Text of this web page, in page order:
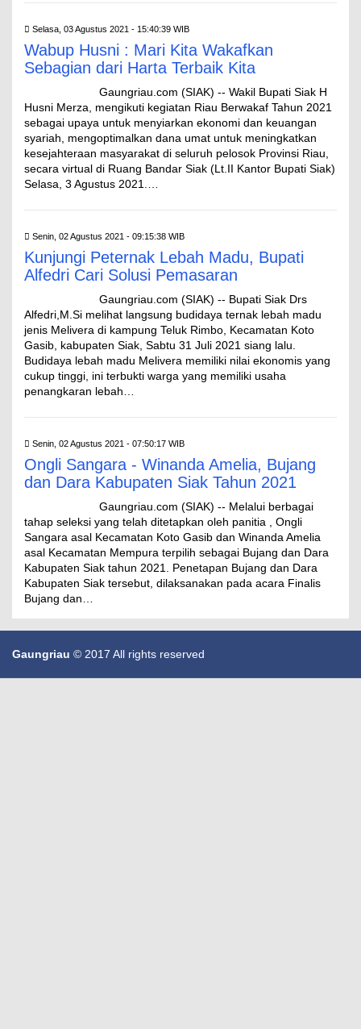
Selasa, 03 Agustus 2021 - 15:40:39 WIB
Wabup Husni : Mari Kita Wakafkan
Sebagian dari Harta Terbaik Kita
Gaungriau.com (SIAK) -- Wakil Bupati Siak H
Husni Merza, mengikuti kegiatan Riau Berwakaf Tahun 2021
sebagai upaya untuk menyiarkan ekonomi dan keuangan
syariah, mengoptimalkan dana umat untuk meningkatkan
kesejahteraan masyarakat di seluruh pelosok Provinsi Riau,
secara virtual di Ruang Bandar Siak (Lt.II Kantor Bupati Siak)
Selasa, 3 Agustus 2021.…
Senin, 02 Agustus 2021 - 09:15:38 WIB
Kunjungi Peternak Lebah Madu, Bupati
Alfedri Cari Solusi Pemasaran
Gaungriau.com (SIAK) -- Bupati Siak Drs
Alfedri,M.Si melihat langsung budidaya ternak lebah madu
jenis Melivera di kampung Teluk Rimbo, Kecamatan Koto
Gasib, kabupaten Siak, Sabtu 31 Juli 2021 siang lalu.
Budidaya lebah madu Melivera memiliki nilai ekonomis yang
cukup tinggi, ini terbukti warga yang memiliki usaha
penangkaran lebah…
Senin, 02 Agustus 2021 - 07:50:17 WIB
Ongli Sangara - Winanda Amelia, Bujang
dan Dara Kabupaten Siak Tahun 2021
Gaungriau.com (SIAK) -- Melalui berbagai
tahap seleksi yang telah ditetapkan oleh panitia , Ongli
Sangara asal Kecamatan Koto Gasib dan Winanda Amelia
asal Kecamatan Mempura terpilih sebagai Bujang dan Dara
Kabupaten Siak tahun 2021. Penetapan Bujang dan Dara
Kabupaten Siak tersebut, dilaksanakan pada acara Finalis
Bujang dan…
Gaungriau © 2017 All rights reserved